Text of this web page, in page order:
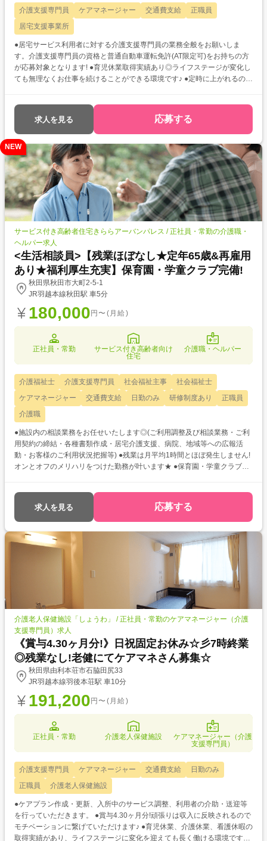
介護支援専門員 ケアマネージャー 交通費支給
正職員
居宅支援事業所
●居宅サービス利用者に対する介護支援専門員の業務全般をお願いしま
す。介護支援専門員の資格と普通自動車運転免許(AT限定可)をお持ちの方
が応募対象となります! ●育児休業取得実績あり◎ライフステージが変化し
ても無理なくお仕事を続けることができる環境です♪ ●定時に上がれるの
求人を見る 応募する
NEW
サービス付き高齢者住宅きららアーバンパレス / 正社員・常勤の介護職・
ヘルパー求人
<生活相談員>【残業ほぼなし★定年65歳&再雇用
あり★福利厚生充実】保育園・学童クラブ完備!
秋田県秋田市大町2-5-1
JR羽越本線秋田駅 車5分
180,000 円〜(月給)
正社員・常勤
サービス付き高齢者向け
住宅
介護職・ヘルパー
介護福祉士 介護支援専門員 社会福祉主事
社会福祉士
ケアマネージャー
交通費支給 日勤のみ 研修制度あり
正職員
介護職
●施設内の相談業務をお任せいたします◎(ご利用調整及び相談業務・ご利
用契約の締結・各種書類作成・居宅介護支援、病院、地域等への広報活
動・お客様のご利用状況把握等) ●残業は月平均1時間とほぼ発生しません!
オンとオフのメリハリをつけた勤務が叶います★ ●保育園・学童クラブを
求人を見る 応募する
介護老人保健施設「しょうわ」 / 正社員・常勤のケアマネージャー（介護
支援専門員）求人
《賞与4.30ヶ月分!》日祝固定お休み☆彡7時終業
◎残業なし!老健にてケアマネさん募集☆
秋田県由利本荘市石脇田尻33
JR羽越本線羽後本荘駅 車10分
191,200 円〜(月給)
正社員・常勤 介護老人保健施設
ケアマネージャー（介護
支援専門員）
介護支援専門員 ケアマネージャー 交通費支給
日勤のみ
正職員
介護老人保健施設
●ケアプラン作成・更新、入所中のサービス調整、利用者の介助・送迎等
を行っていただきます。 ●賞与4.30ヶ月分!頑張りは収入に反映されるので
モチベーションに繋げていただけます♪ ●育児休業、介護休業、看護休暇の
取得実績があり、ライフステージに変化を迎えても長く働ける環境です◎